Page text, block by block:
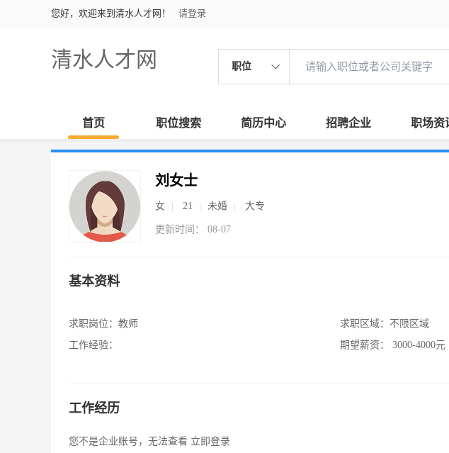
您好，欢迎来到清水人才网！ 请登录
清水人才网 职位
首页 职位搜索 简历中心 招聘企业 职场资
刘女士
女 21 未婚 大专
更新时间： 08-07
基本资料
求职岗位： 教师
工作经验：
求职区域： 不限区域
期望薪资：
3000-4000元
工作经历
您不是企业账号，无法查看 立即登录